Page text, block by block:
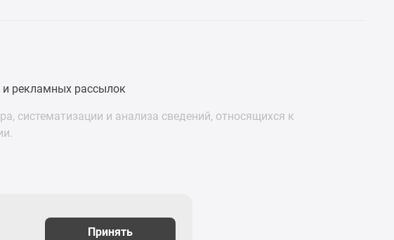
рекламных рассылок
систематизации и анализа сведений, относящихся к
Принять